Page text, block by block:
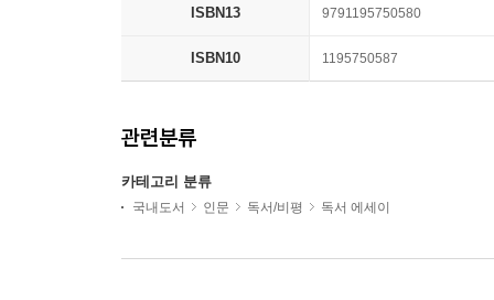
ISBN13 9791195750580
ISBN10 1195750587
관련분류
카테고리 분류
국내도서 인문 독서/비평 독서 에세이